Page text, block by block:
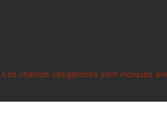
Les champs obligatoires sont indiqués